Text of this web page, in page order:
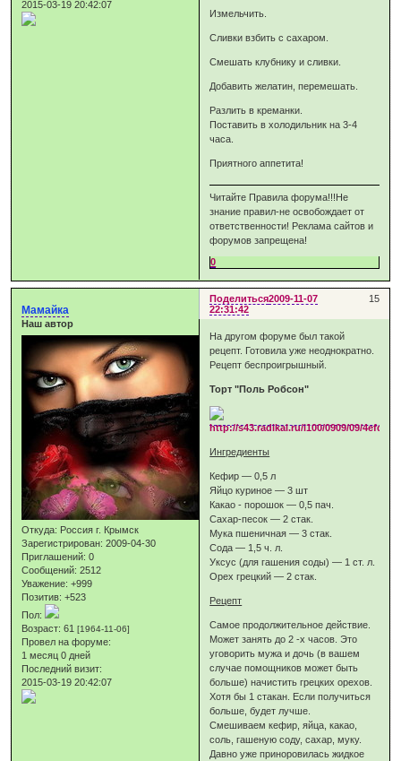
2015-03-19 20:42:07
Измельчить.
Сливки взбить с сахаром.
Смешать клубнику и сливки.
Добавить желатин, перемешать.
Разлить в креманки.
Поставить в холодильник на 3-4
часа.
Приятного аппетита!
Читайте Правила форума!!!Не
знание правил-не освобождает от
ответственности! Реклама сайтов и
форумов запрещена!
0
Поделиться 15
2009-11-07
22:31:42
Мамайка
Наш автор
Откуда: Россия г. Крымск
Зарегистрирован: 2009-04-30
Приглашений: 0
Сообщений: 2512
Уважение: +999
Позитив: +523
Пол:
Возраст: 61[1964-11-06]
Провел на форуме:
1 месяц 0 дней
Последний визит:
2015-03-19 20:42:07
На другом форуме был такой
рецепт. Готовила уже неоднократно.
Рецепт беспроигрышный.
Торт "Поль Робсон"
Ингредиенты
Кефир — 0,5 л
Яйцо куриное — 3 шт
Какао - порошок — 0,5 пач.
Сахар-песок — 2 стак.
Мука пшеничная — 3 стак.
Сода — 1,5 ч. л.
Уксус (для гашения соды) — 1 ст. л.
Орех грецкий — 2 стак.
Рецепт
Самое продолжительное действие.
Может занять до 2 -х часов. Это
уговорить мужа и дочь (в вашем
случае помощников может быть
больше) начистить грецких орехов.
Хотя бы 1 стакан. Если получиться
больше, будет лучше.
Смешиваем кефир, яйца, какао,
соль, гашеную соду, сахар, муку.
Давно уже приноровилась жидкое